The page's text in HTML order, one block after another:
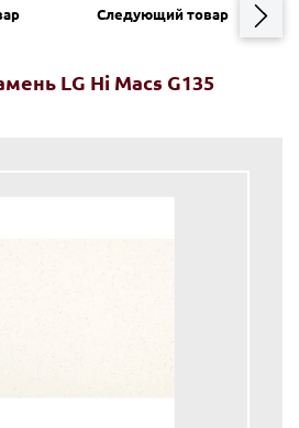
LG Hi Macs G135